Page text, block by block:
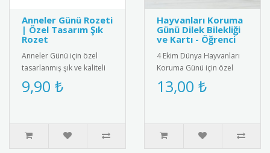
Anneler Günü Rozeti
| Özel Tasarım Şık
Rozet
Anneler Günü için özel
tasarlanmış şık ve kaliteli
rozet. 2025 yılına özel
desen ve renklerle üretil..
9,90 ₺
Hayvanları Koruma
Günü Dilek Bilekliği
ve Kartı - Öğrenci
4 Ekim Dünya Hayvanları
Koruma Günü için özel
olarak hazırlanan bu
anlamlı hediye kartı ve
13,00 ₺